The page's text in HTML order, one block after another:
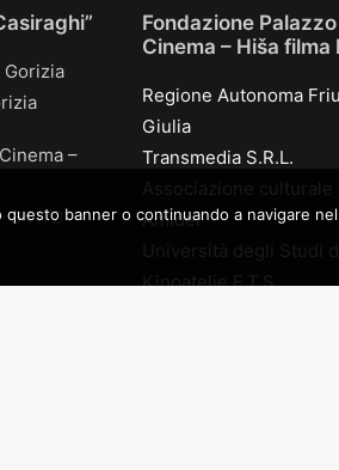
–
34170
Fondazione
Cinema – Hiša filma
Regione Autonoma
Giulia
Transmedia S.R.L.
Amidei
Kinoatelje E.T.S.
banner o continuando a navigare